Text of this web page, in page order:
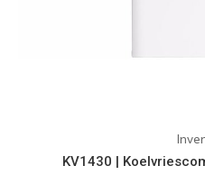
KV1430 |